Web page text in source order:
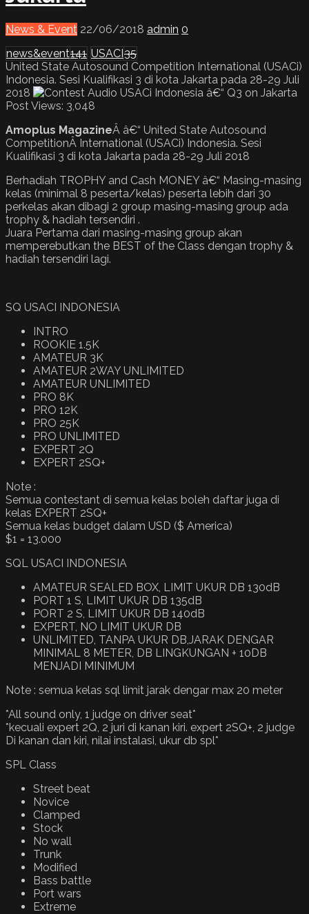
News & Event 22/06/2018 admin 0
news&event141 USACI35
United State Autosound Competition International (USACi)
Indonesia. Sesi Kualifikasi 3 di kota Jakarta pada 28-29 Juli
2018
Post Views: 3,048
Amoplus MagazineÂ â€“ United State Autosound
CompetitionÂ International (USACi) Indonesia. Sesi
Kualifikasi 3 di kota Jakarta pada 28-29 Juli 2018
Berhadiah TROPHY and Cash MONEY â€“ Masing-masing
kelas (minimal 8 peserta/kelas) peserta lebih dari 30
perkelas akan dibagi 2 group masing-masing group ada
trophy & hadiah tersendiri .
Juara Pertama dari masing-masing group akan
memperebutkan the BEST of the Class dengan trophy &
hadiah tersendiri lagi.
SQ USACI INDONESIA
INTRO
ROOKIE 1.5K
AMATEUR 3K
AMATEUR 2WAY UNLIMITED
AMATEUR UNLIMITED
PRO 8K
PRO 12K
PRO 25K
PRO UNLIMITED
EXPERT 2Q
EXPERT 2SQ+
Note :
Semua contestant di semua kelas boleh daftar juga di
kelas EXPERT 2SQ+
Semua kelas budget dalam USD ($ America)
$1 = 13.000
SQL USACI INDONESIA
AMATEUR SEALED BOX, LIMIT UKUR DB 130dB
PORT 1 S, LIMIT UKUR DB 135dB
PORT 2 S, LIMIT UKUR DB 140dB
EXPERT, NO LIMIT UKUR DB
UNLIMITED, TANPA UKUR DB,JARAK DENGAR
MINIMAL 8 METER, DB LINGKUNGAN + 10DB
MENJADI MINIMUM
Note : semua kelas sql limit jarak dengar max 20 meter
*All sound only, 1 judge on driver seat*
*kecuali expert 2Q, 2 juri di kanan kiri. expert 2SQ+, 2 judge
Di kanan dan kiri, nilai instalasi, ukur db spl*
SPL Class
Street beat
Novice
Clamped
Stock
No wall
Trunk
Modified
Bass battle
Port wars
Extreme